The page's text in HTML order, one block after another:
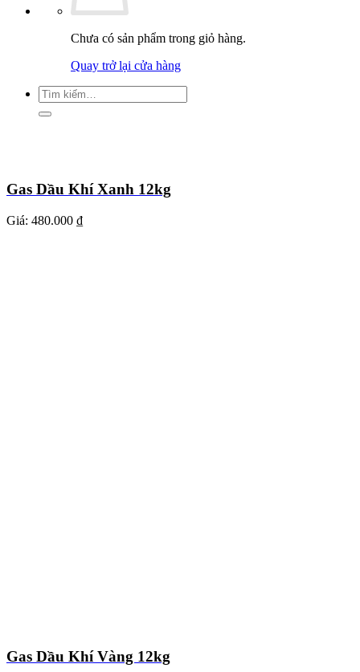
Chưa có sản phẩm trong giỏ hàng.
Quay trở lại cửa hàng
Tìm
kiếm:
Gas Dầu Khí Xanh 12kg
Giá: 480.000 ₫
Gas Dầu Khí Vàng 12kg